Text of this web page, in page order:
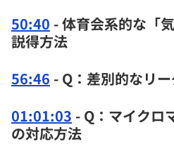
50:40 - 体育会系的な「
説得方法
56:46 - Q：差別的なリ
01:01:03 - Q：マイクロ
の対応方法